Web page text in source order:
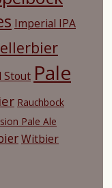
Imperial IPA
Stout Pale
Rauchbock
Pale Ale
Witbier